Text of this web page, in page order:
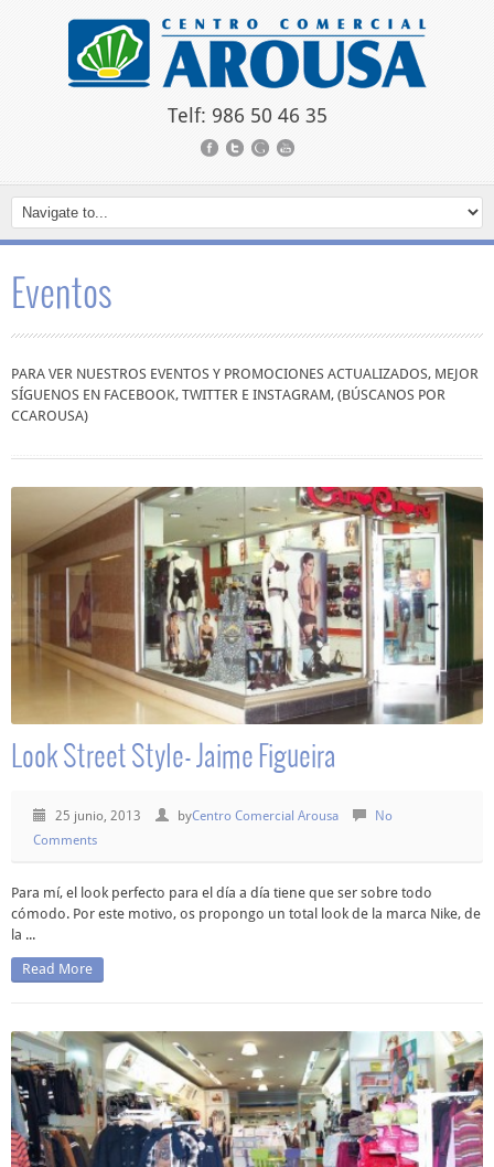
Telf: 986 50 46 35
Eventos
PARA VER NUESTROS EVENTOS Y PROMOCIONES ACTUALIZADOS, MEJOR
SÍGUENOS EN FACEBOOK, TWITTER E INSTAGRAM, (BÚSCANOS POR
CCAROUSA)
Look Street Style- Jaime Figueira
25 junio, 2013 byCentro Comercial Arousa
No
Comments
Para mí, el look perfecto para el día a día tiene que ser sobre todo
cómodo. Por este motivo, os propongo un total look de la marca Nike, de
la ...
Read More